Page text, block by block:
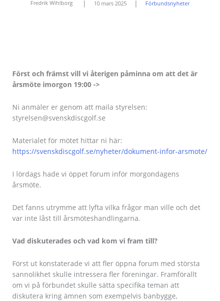
Fredrik Wihlborg | 10 mars 2025 | Förbundsnyheter
Först och främst vill vi återigen påminna om att det är
årsmöte imorgon 19:00 ->
Ni anmäler er genom att maila styrelsen:
styrelsen@svenskdiscgolf.se
Materialet för mötet hittar ni här:
https://svenskdiscgolf.se/nyheter/dokument-infor-arsmote/
I lördags hade vi öppet forum inför morgondagens
årsmöte.
Det fanns utrymme att lyfta vilka frågor man ville och det
var inte låst till årsmöteshandlingarna.
Vad diskuterades och vad kom vi fram till?
Först ut konstaterade vi att fler öppna forum med största
sannolikhet skulle intressera fler föreningar. Framförallt
om vi på förbundet skulle sätta specifika teman att
diskutera kring ämnen som exempelvis banbygge,